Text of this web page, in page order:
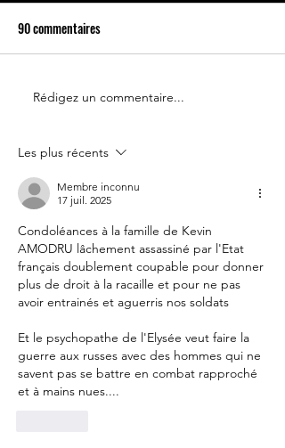
90 commentaires
Rédigez un commentaire...
Les plus récents
Membre inconnu
17 juil. 2025
Condoléances à la famille de Kevin
AMODRU lâchement assassiné par l'Etat
français doublement coupable pour donner
plus de droit à la racaille et pour ne pas
avoir entrainés et aguerris nos soldats
Et le psychopathe de l'Elysée veut faire la
guerre aux russes avec des hommes qui ne
savent pas se battre en combat rapproché
et à mains nues....